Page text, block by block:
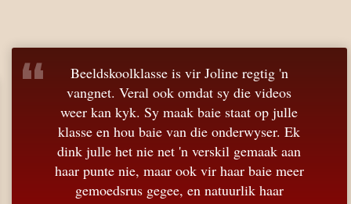
“
Beeldskoolklasse is vir Joline regtig 'n
vangnet. Veral ook omdat sy die videos
weer kan kyk. Sy maak baie staat op julle
klasse en hou baie van die onderwyser. Ek
dink julle het nie net 'n verskil gemaak aan
haar punte nie, maar ook vir haar baie meer
gemoedsrus gegee, en natuurlik haar